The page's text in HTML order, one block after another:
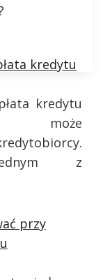
kredytu
kredytu
może
z
przy